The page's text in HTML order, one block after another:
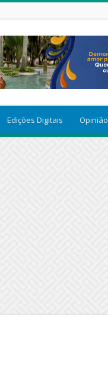
Edições Digitais Opinião